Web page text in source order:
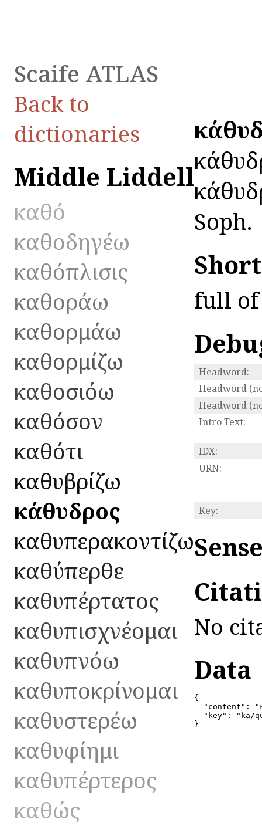
Scaife ATLAS
Back to
dictionaries
Middle Liddell
καθό
καθοδηγέω
καθόπλισις
καθοράω
καθορμάω
καθορμίζω
καθοσιόω
καθόσον
καθότι
καθυβρίζω
κάθυδρος
καθυπερακοντίζω
καθύπερθε
καθυπέρτατος
καθυπισχνέομαι
καθυπνόω
καθυποκρίνομαι
καθυστερέω
καθυφίημι
καθυπέρτερος
καθώς
Soph.
full
Headword:
Headword
Headword
Intro Text:
IDX:
URN:
Key:
No
Data
{
"content":
"key": "ka/
}